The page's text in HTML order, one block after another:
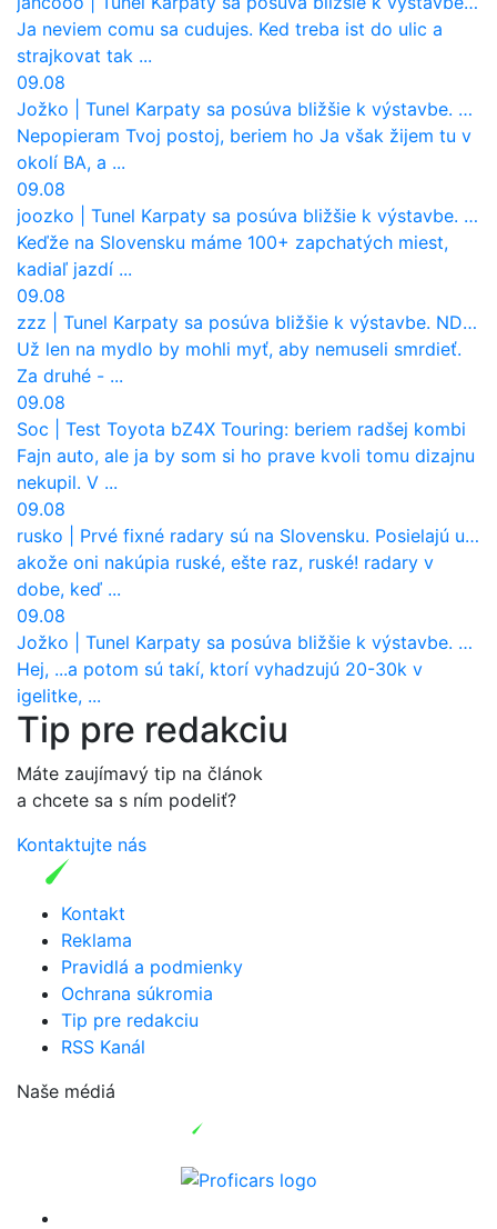
Ja neviem comu sa cudujes. Ked treba ist do ulic a
strajkovat tak ...
09.08
Jožko
Tunel Karpaty sa posúva bližšie k výstavbe. NDS urobila dôležitý krok
Nepopieram Tvoj postoj, beriem ho Ja však žijem tu v
okolí BA, a ...
09.08
joozko
Tunel Karpaty sa posúva bližšie k výstavbe. NDS urobila dôležitý krok
Keďže na Slovensku máme 100+ zapchatých miest,
kadiaľ jazdí ...
09.08
zzz
Tunel Karpaty sa posúva bližšie k výstavbe. NDS urobila dôležitý krok
Už len na mydlo by mohli myť, aby nemuseli smrdieť.
Za druhé - ...
09.08
Soc
Test Toyota bZ4X Touring: beriem radšej kombi
Fajn auto, ale ja by som si ho prave kvoli tomu dizajnu
nekupil. V ...
09.08
rusko
Prvé fixné radary sú na Slovensku. Posielajú už pokuty? Ukáže ich Waze?
akože oni nakúpia ruské, ešte raz, ruské! radary v
dobe, keď ...
09.08
Jožko
Tunel Karpaty sa posúva bližšie k výstavbe. NDS urobila dôležitý krok
Hej, ...a potom sú takí, ktorí vyhadzujú 20-30k v
igelitke, ...
Tip pre redakciu
Máte zaujímavý tip na článok
a chcete sa s ním podeliť?
Kontaktujte nás
Kontakt
Reklama
Pravidlá a podmienky
Ochrana súkromia
Tip pre redakciu
RSS Kanál
Naše médiá